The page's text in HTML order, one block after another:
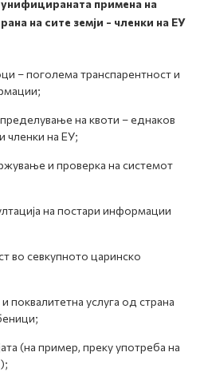
примена на
на сите земји - членки на ЕУ
– поголема транспарентност и
на квоти – еднаков
членки на ЕУ;
и проверка на системот
на постари информации
во севкупното царинско
поквалитетна услуга од страна
(на пример, преку употреба на